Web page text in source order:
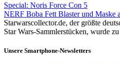
Special: Noris Force Con 5
NERF Boba Fett Blaster und Maske
Starwarscollector.de, der größte
Star Wars-Sammlerstücken, wurde
Unsere Smartphone-Newsletters